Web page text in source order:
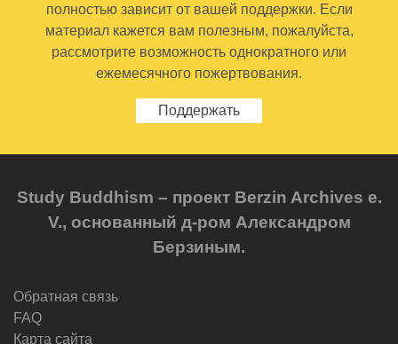
полностью зависит от вашей поддержки. Если
материал кажется вам полезным, пожалуйста,
рассмотрите возможность однократного или
ежемесячного пожертвования.
Поддержать
Study Buddhism – проект Berzin Archives e.
V., основанный д-ром Александром
Берзиным.
Обратная связь
FAQ
Карта сайта